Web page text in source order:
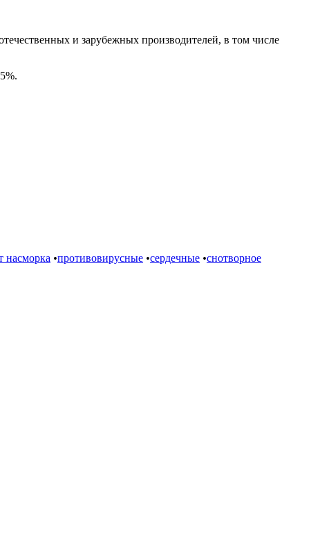
и зарубежных производителей, в том числе
насморка •противовирусные •сердечные •снотворное